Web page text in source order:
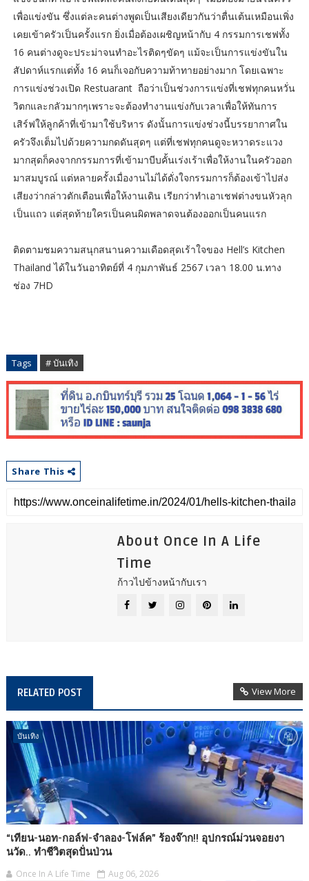
เพื่อแข่งขัน ซึ่งแต่ละคนต่างพูดเป็นเสียงเดียวกันว่าตื่นเต้นเหมือนเพิ่ง
เคยเข้าครัวเป็นครั้งแรก ยิ่งเมื่อต้องเผชิญหน้ากับ 4 กรรมการเชฟทั้ง
16 คนต่างดูจะประม่าจนทำอะไรติดๆขัดๆ แม้จะเป็นการแข่งขันใน
สัปดาห์แรกแต่ทั้ง 16 คนก็เจอกับความท้าทายอย่างมาก โดยเฉพาะ
การแข่งช่วงเปิด Restuarant ถือว่าเป็นช่วงการแข่งที่เชฟทุกคนหวั่น
วิตกและกลัวมากๆเพราะจะต้องทำงานแข่งกับเวลาเพื่อให้ทันการ
เสิร์ฟให้ลูกค้าที่เข้ามาใช้บริหาร ดังนั้นการแข่งช่วงนี้บรรยากาศใน
ครัวจึงเต็มไปด้วยความกดดันสุดๆ แต่ที่เชฟทุกคนดูจะหวาดระแวง
มากสุดก็คงจากกรรมการที่เข้ามาบีบคั้นเร่งเร้าเพื่อให้งานในครัวออก
มาสมบูรณ์ แต่หลายครั้งเมื่องานไม่ได้ดั่งใจกรรมการก็ต้องเข้าไปส่ง
เสียงว่ากล่าวตักเตือนเพื่อให้งานเดิน เรียกว่าทำเอาเชฟต่างขนหัวลุก
เป็นแถว แต่สุดท้ายใครเป็นคนผิดพลาดจนต้องออกเป็นคนแรก
ติดตามชมความสนุกสนานความเดือดสุดเร้าใจของ Hell’s Kitchen
Thailand ได้ในวันอาทิตย์ที่ 4 กุมภาพันธ์ 2567 เวลา 18.00 น.ทาง
ช่อง 7HD
Tags # บันเทิง
Share This
About Once In A Life
Time
ก้าวไปข้างหน้ากับเรา
RELATED POST View More
บันเทิง
“เทียน-นอท-กอล์ฟ-จำลอง-โฟล์ค” ร้องจ๊าก!! อุปกรณ์ม่วนจอยงา
นวัด.. ทำชีวิตสุดปั่นป่วน
Once In A Life Time Aug 06, 2026